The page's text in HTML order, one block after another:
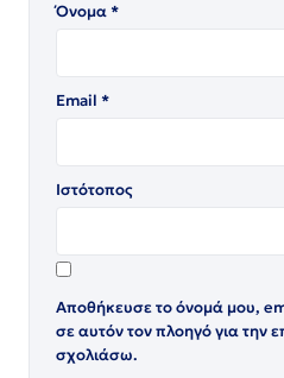
Όνομα*
Email *
Ιστότοπος
Αποθήκευσε το όνομά μου,
σε αυτόν τον πλοηγό για την
σχολιάσω.